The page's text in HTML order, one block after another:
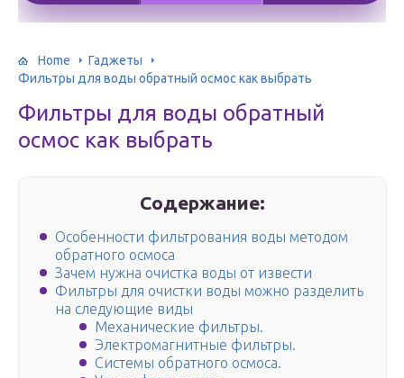
Home
Гаджеты
Фильтры для воды обратный осмос как выбрать
Фильтры для воды обратный
осмос как выбрать
Содержание:
Особенности фильтрования воды методом
обратного осмоса
Зачем нужна очистка воды от извести
Фильтры для очистки воды можно разделить
на следующие виды
Механические фильтры.
Электромагнитные фильтры.
Системы обратного осмоса.